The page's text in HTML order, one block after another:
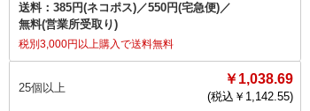
送料： 385円(ネコポス)／550円(宅急便)／
無料(営業所受取り)
税別3,000円以上購入で送料無料
25個以上
￥1,038.69
(税込￥ 1,142.55)